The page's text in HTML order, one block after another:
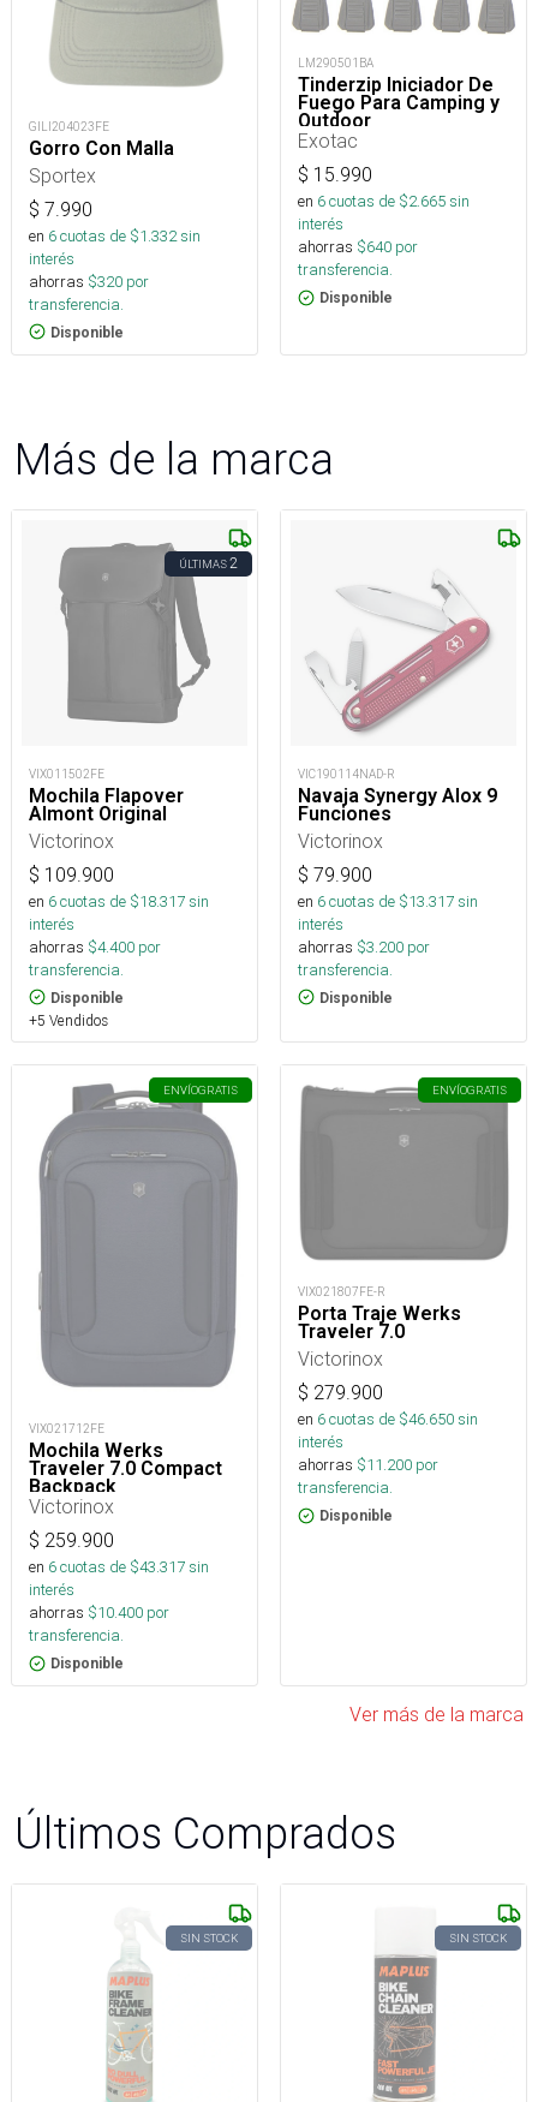
GILI204023FE
Gorro Con Malla
Sportex
$ 7.990
en 6cuotas de $1.332sin
interés
ahorras $320 por
transferencia.
Disponible
LM290501BA
Tinderzip Iniciador De
Fuego Para Camping y
Outdoor
Exotac
$ 15.990
en 6cuotas de $2.665sin
interés
ahorras $640 por
transferencia.
Disponible
Más de la marca
ÚLTIMAS2
VIX011502FE
Mochila Flapover
Almont Original
Victorinox
$ 109.900
en 6cuotas de $18.317sin
interés
ahorras $4.400 por
transferencia.
Disponible
+5 Vendidos
VIC190114NAD-R
Navaja Synergy Alox 9
Funciones
Victorinox
$ 79.900
en 6cuotas de $13.317sin
interés
ahorras $3.200 por
transferencia.
Disponible
ENVÍOGRATIS
VIX021712FE
Mochila Werks
Traveler 7.0 Compact
Backpack
Victorinox
$ 259.900
en 6cuotas de $43.317sin
interés
ahorras $10.400 por
transferencia.
Disponible
ENVÍOGRATIS
VIX021807FE-R
Porta Traje Werks
Traveler 7.0
Victorinox
$ 279.900
en 6cuotas de $46.650sin
interés
ahorras $11.200 por
transferencia.
Disponible
Ver más de la marca
Últimos Comprados
SIN STOCK SIN STOCK